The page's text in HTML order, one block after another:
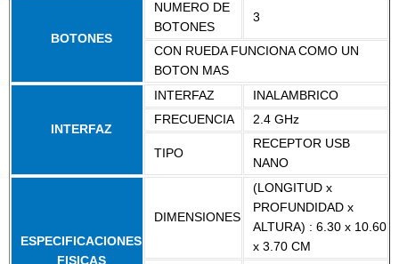
BOTONES
NUMERO DE
BOTONES
3
CON RUEDA FUNCIONA COMO UN
BOTON MAS
INTERFAZ
INTERFAZ
INALAMBRICO
FRECUENCIA
2.4 GHz
TIPO
RECEPTOR USB
NANO
ESPECIFICACIONES
FISICAS
DIMENSIONES
(LONGITUD x
PROFUNDIDAD x
ALTURA) : 6.30 x 10.60
x 3.70 CM